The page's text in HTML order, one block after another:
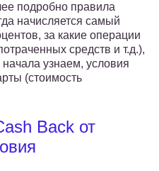
подробно правила
начисляется самый
за какие операции
средств и т.д.),
узнаем, условия
(стоимость
Back от